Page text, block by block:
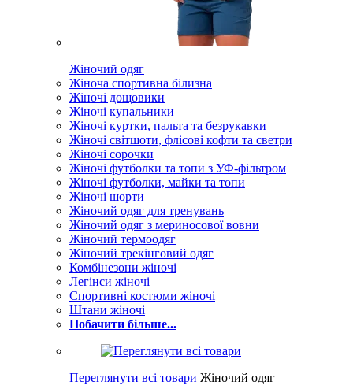
Жіночий одяг
Жіноча спортивна білизна
Жіночі дощовики
Жіночі купальники
Жіночі куртки, пальта та безрукавки
Жіночі світшоти, флісові кофти та светри
Жіночі сорочки
Жіночі футболки та топи з УФ-фільтром
Жіночі футболки, майки та топи
Жіночі шорти
Жіночий одяг для тренувань
Жіночий одяг з мериносової вовни
Жіночий термоодяг
Жіночий трекінговий одяг
Комбінезони жіночі
Легінси жіночі
Спортивні костюми жіночі
Штани жіночі
Побачити більше...
Переглянути всі товари Жіночий одяг